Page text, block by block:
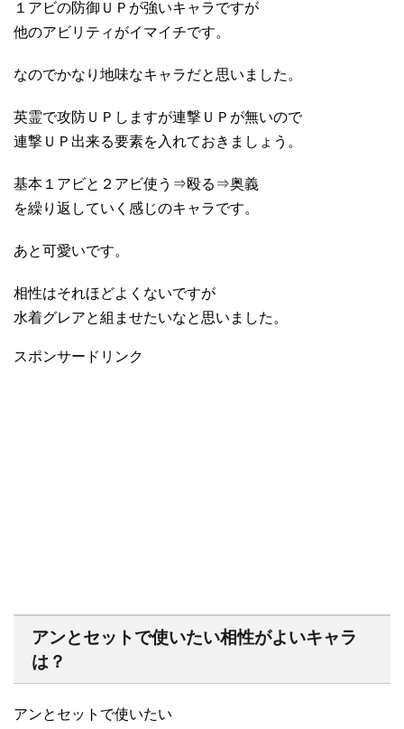
１アビの防御ＵＰが強いキャラですが
他のアビリティがイマイチです。
なのでかなり地味なキャラだと思いました。
英霊で攻防ＵＰしますが連撃ＵＰが無いので
連撃ＵＰ出来る要素を入れておきましょう。
基本１アビと２アビ使う⇒殴る⇒奥義
を繰り返していく感じのキャラです。
あと可愛いです。
相性はそれほどよくないですが
水着グレアと組ませたいなと思いました。
スポンサードリンク
アンとセットで使いたい相性がよいキャラ
は？
アンとセットで使いたい